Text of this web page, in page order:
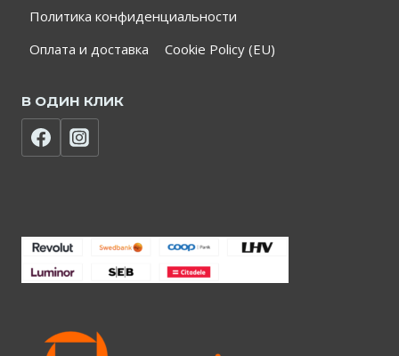
Политика конфиденциальности
Оплата и доставка
Cookie Policy (EU)
В ОДИН КЛИК